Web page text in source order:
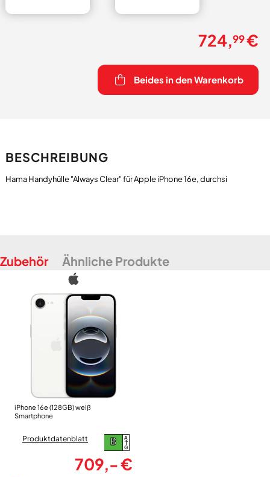
724,99€
Beides in den Warenkorb
BESCHREIBUNG
Zubehör Ähnliche Produkte
iPhone 16e (128GB) weiß
Smartphone
Produktdatenblatt
A
G
B
709,- €